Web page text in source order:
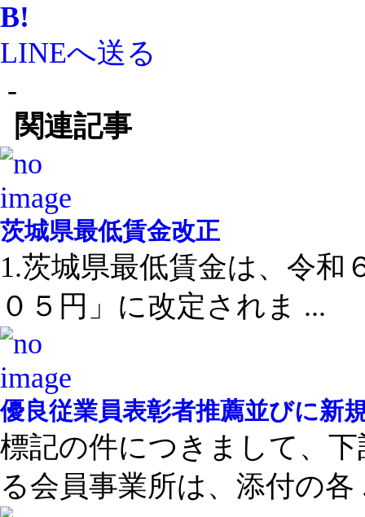
B!
LINEへ送る
-
関連記事
茨城県最低賃金改正
1.茨城県最低賃金は、令和
０５円」に改定されま ...
優良従業員表彰者推薦並びに新
標記の件につきまして、
る会員事業所は、添付の各